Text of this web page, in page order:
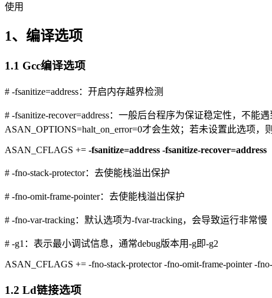
使用
1、编译选项
1.1 Gcc编译选项
# -fsanitize=address：开启内存越界检测
# -fsanitize-recover=address：一般后台程序为保证稳定性，不
ASAN_OPTIONS=halt_on_error=0才会生效；若未设置此选项，
ASAN_CFLAGS += -fsanitize=address -fsanitize-recover=address
# -fno-stack-protector：去使能栈溢出保护
# -fno-omit-frame-pointer：去使能栈溢出保护
# -fno-var-tracking：默认选项为-fvar-tracking，会导致运行非常慢
# -g1：表示最小调试信息，通常debug版本用-g即-g2
ASAN_CFLAGS += -fno-stack-protector -fno-omit-frame-pointer -
1.2 Ld链接选项